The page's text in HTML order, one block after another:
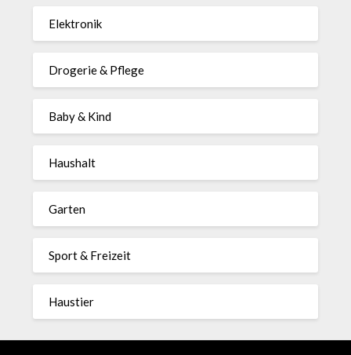
Elektronik
Drogerie & Pflege
Baby & Kind
Haushalt
Garten
Sport & Freizeit
Haustier